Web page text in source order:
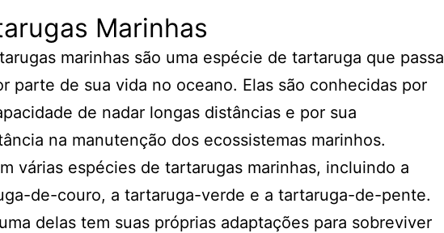
Marinhas
marinhas são uma espécie de tartaruga que passa
parte de sua vida no oceano. Elas são conhecidas por
de nadar longas distâncias e por sua
na manutenção dos ecossistemas marinhos.
várias espécies de tartarugas marinhas, incluindo a
de-couro, a tartaruga-verde e a tartaruga-de-pente.
delas tem suas próprias adaptações para sobreviver